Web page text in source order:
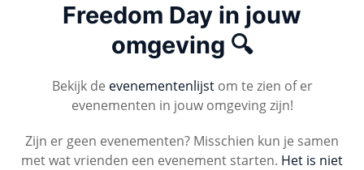
Freedom Day in jouw
omgeving 🔍
Bekijk de evenementenlijstom te zien of er
evenementen in jouw omgeving zijn!
Zijn er geen evenementen? Misschien kun je samen
met wat vrienden een evenement starten. Het is niet